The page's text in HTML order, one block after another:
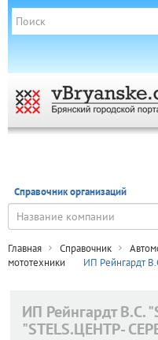
Справочник организаций
Главная Справочник
мототехники
ИП Рейнгардт
ИП Рейнгардт В.С.
"STELS.ЦЕНТР-